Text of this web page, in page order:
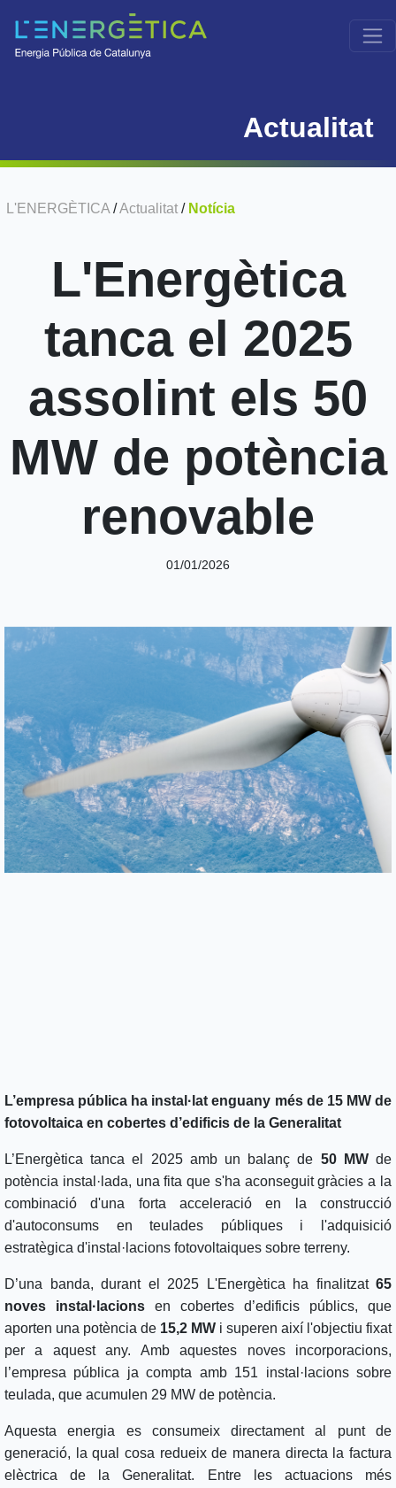
Actualitat
L'ENERGÈTICA /Actualitat / Notícia
L'Energètica
tanca el 2025
assolint els 50
MW de potència
renovable
01/01/2026
L’empresa pública ha instal·lat enguany més de 15 MW de
fotovoltaica en cobertes d’edificis de la Generalitat
L’Energètica tanca el 2025 amb un balanç de 50 MWde
potència instal·lada, una fita que s'ha aconseguit gràcies a la
combinació d'una forta acceleració en la construcció
d'autoconsums en teulades públiques i l'adquisició
estratègica d'instal·lacions fotovoltaiques sobre terreny.
D’una banda, durant el 2025 L'Energètica ha finalitzat 65
noves instal·lacions en cobertes d’edificis públics, que
aporten una potència de 15,2 MW i superen així l'objectiu fixat
per a aquest any. Amb aquestes noves incorporacions,
l’empresa pública ja compta amb 151 instal·lacions sobre
teulada, que acumulen 29 MW de potència.
Aquesta energia es consumeix directament al punt de
generació, la qual cosa redueix de manera directa la factura
elèctrica de la Generalitat. Entre les actuacions més